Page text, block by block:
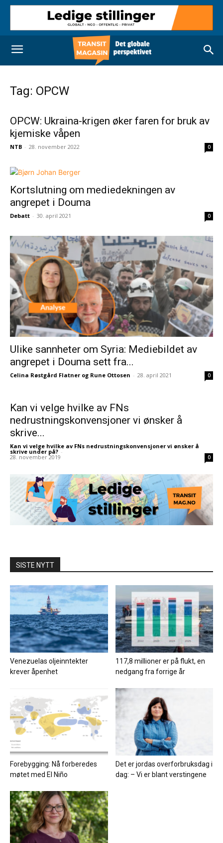
Tag: OPCW
OPCW: Ukraina-krigen øker faren for bruk av
kjemiske våpen
NTB - 28. november 2022 0
Kortslutning om mediedekningen av
angrepet i Douma
Debatt - 30. april 2021 0
Ulike sannheter om Syria: Mediebildet av
angrepet i Douma sett fra...
Celina Røstgård Flatner og Rune Ottosen - 28. april 2021 0
Kan vi velge hvilke av FNs
nedrustningskonvensjoner vi ønsker å
skrive...
Kan vi velge hvilke av FNs nedrustningskonvensjoner vi ønsker å
skrive under på? -
28. november 2019 0
SISTE NYTT
Venezuelas oljeinntekter
krever åpenhet
117,8 millioner er på flukt, en
nedgang fra forrige år
Forebygging: Nå forberedes
møtet med El Niño
Det er jordas overforbruksdag i
dag: – Vi er blant verstingene